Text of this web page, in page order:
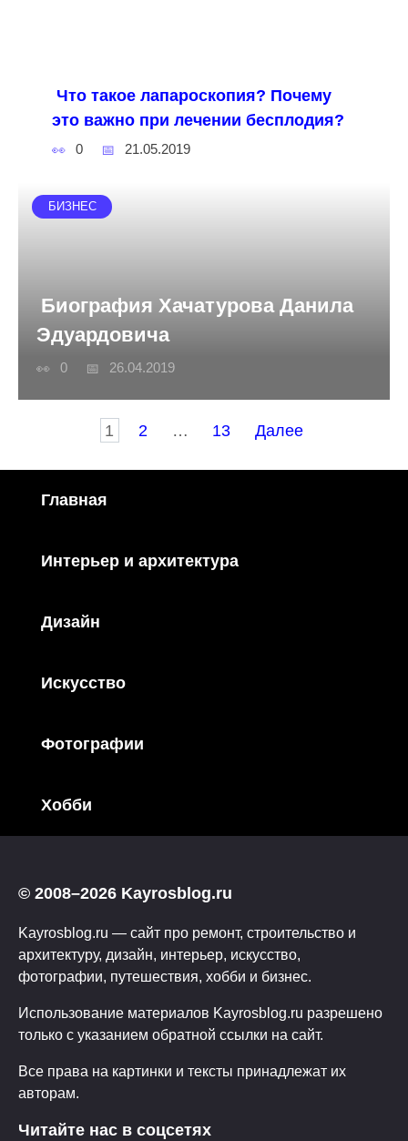
Что такое лапароскопия? Почему
это важно при лечении бесплодия?
0 21.05.2019
БИЗНЕС
Биография Хачатурова Данила
Эдуардовича
0 26.04.2019
1 2 … 13 Далее
Главная
Интерьер и архитектура
Дизайн
Искусство
Фотографии
Хобби
© 2008–2026 Kayrosblog.ru
Kayrosblog.ru — сайт про ремонт, строительство и
архитектуру, дизайн, интерьер, искусство,
фотографии, путешествия, хобби и бизнес.
Использование материалов Kayrosblog.ru разрешено
только с указанием обратной ссылки на сайт.
Все права на картинки и тексты принадлежат их
авторам.
Читайте нас в соцсетях